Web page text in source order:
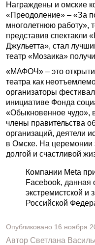
Награждены и омские
«Преодоление» – «За
многолетнюю работу»,
представив спектакли
Джульетта», стал
театр «Мозаика»
«МАФОЧ» – это
театра как
организаторы
инициативе Фонда
«Обыкновенное чудо»,
члены правительства
организаций, деятели
в Омске. На
долгой и счастливой
Компании Meta
Facebook, данная
экстремистской и
Российской
Опубликовано 16 ноября
Автор Светлана